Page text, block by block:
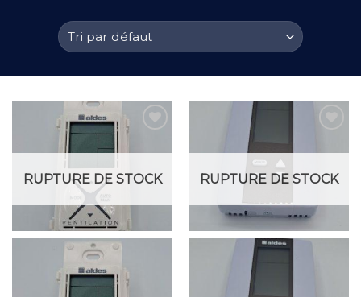
Wishlist
RUPTURE DE STOCK
Wishlist
RUPTURE DE STOCK